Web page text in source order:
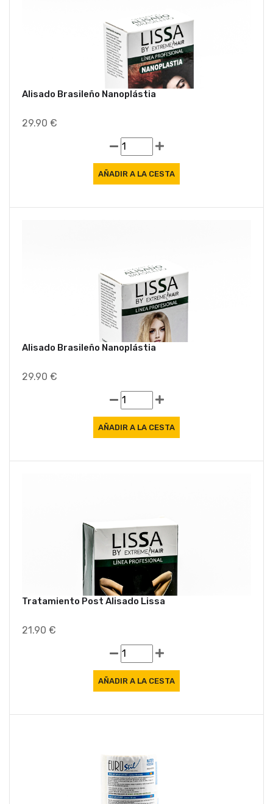
Alisado Brasileño Nanoplástia
29.90 €
Alisado Brasileño Nanoplástia
29.90 €
Tratamiento Post Alisado Lissa
21.90 €